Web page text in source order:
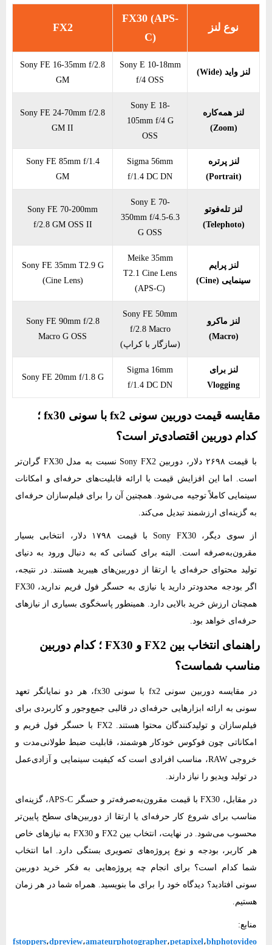
نوع لنز
FX30 (APS-
C)
FX2
لنز واید (Wide)
Sony E 10-18mm
f/4 OSS
Sony FE 16-35mm f/2.8
GM
لنز همه‌کاره
(Zoom)
Sony E 18-
105mm f/4 G
OSS
Sony FE 24-70mm f/2.8
GM II
لنز پرتره
(Portrait)
Sigma 56mm
f/1.4 DC DN
Sony FE 85mm f/1.4
GM
لنز تله‌فوتو
(Telephoto)
Sony E 70-
350mm f/4.5-6.3
G OSS
Sony FE 70-200mm
f/2.8 GM OSS II
لنز پرایم
سینمایی (Cine)
Meike 35mm
T2.1 Cine Lens
(APS-C)
Sony FE 35mm T2.9 G
(Cine Lens)
لنز ماکرو
(Macro)
Sony FE 50mm
f/2.8 Macro
(سازگار با کراپ)
Sony FE 90mm f/2.8
Macro G OSS
لنز برای
Vlogging
Sigma 16mm
f/1.4 DC DN
Sony FE 20mm f/1.8 G
مقایسه قیمت دوربین سونی fx2 با سونی fx30 ؛
کدام دوربین اقتصادی‌تر است؟
با قیمت ۲۶۹۸ دلار، دوربین Sony FX2 نسبت به مدل FX30 گران‌تر
است. اما این افزایش قیمت با ارائه قابلیت‌های حرفه‌ای و امکانات
سینمایی کاملاً توجیه می‌شود. همچنین آن را برای فیلم‌سازان حرفه‌ای
به گزینه‌ای ارزشمند تبدیل می‌کند.
از سوی دیگر، Sony FX30 با قیمت ۱۷۹۸ دلار، انتخابی بسیار
مقرون‌به‌صرفه است. البته برای کسانی که به دنبال ورود به دنیای
تولید محتوای حرفه‌ای یا ارتقا از دوربین‌های هیبرید هستند. در نتیجه،
اگر بودجه محدودتر دارید یا نیازی به حسگر فول‌ فریم ندارید، FX30
همچنان ارزش خرید بالایی دارد. همینطور پاسخگوی بسیاری از نیازهای
حرفه‌ای خواهد بود.
راهنمای انتخاب بین FX2 و FX30 ؛ کدام دوربین
مناسب شماست؟
در مقایسه دوربین سونی fx2 با سونی fx30، هر دو نمایانگر تعهد
سونی به ارائه ابزارهایی حرفه‌ای در قالبی جمع‌وجور و کاربردی برای
فیلم‌سازان و تولیدکنندگان محتوا هستند. FX2 با حسگر فول‌ فریم و
امکاناتی چون فوکوس خودکار هوشمند، قابلیت ضبط طولانی‌مدت و
خروجی RAW، مناسب افرادی است که کیفیت سینمایی و آزادی‌عمل
در تولید ویدیو را نیاز دارند.
در مقابل، FX30 با قیمت مقرون‌به‌صرفه‌تر و حسگر APS-C، گزینه‌ای
مناسب برای شروع کار حرفه‌ای یا ارتقا از دوربین‌های سطح پایین‌تر
محسوب می‌شود. در نهایت، انتخاب بین FX2 و FX30 به نیازهای خاص
هر کاربر، بودجه و نوع پروژه‌های تصویری بستگی دارد. اما انتخاب
شما کدام است؟ برای انجام چه پروژه‌هایی به فکر خرید دوربین
سونی افتادید؟ دیدگاه خود را برای ما بنویسید. همراه شما در هر زمان
هستیم.
منابع:
fstoppers،dpreview،amateurphotographer،petapixel،bhphotovideo